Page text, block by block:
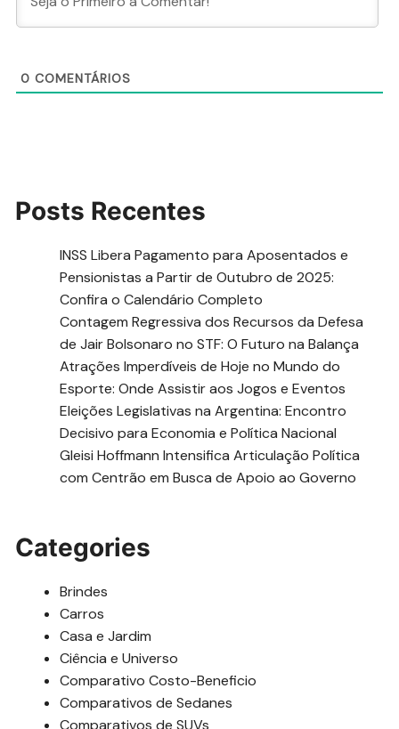
0 COMENTÁRIOS
Posts Recentes
INSS Libera Pagamento para Aposentados e
Pensionistas a Partir de Outubro de 2025:
Confira o Calendário Completo
Contagem Regressiva dos Recursos da Defesa
de Jair Bolsonaro no STF: O Futuro na Balança
Atrações Imperdíveis de Hoje no Mundo do
Esporte: Onde Assistir aos Jogos e Eventos
Eleições Legislativas na Argentina: Encontro
Decisivo para Economia e Política Nacional
Gleisi Hoffmann Intensifica Articulação Política
com Centrão em Busca de Apoio ao Governo
Categories
Brindes
Carros
Casa e Jardim
Ciência e Universo
Comparativo Costo-Beneficio
Comparativos de Sedanes
Comparativos de SUVs